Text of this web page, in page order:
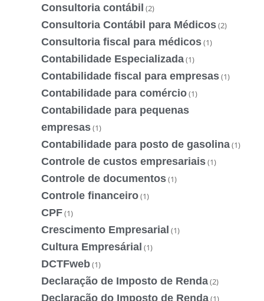
Consultoria contábil (2)
Consultoria Contábil para Médicos(2)
Consultoria fiscal para médicos(1)
Contabilidade Especializada(1)
Contabilidade fiscal para empresas(1)
Contabilidade para comércio(1)
Contabilidade para pequenas
empresas(1)
Contabilidade para posto de gasolina(1)
Controle de custos empresariais(1)
Controle de documentos(1)
Controle financeiro(1)
CPF(1)
Crescimento Empresarial (1)
Cultura Empresárial (1)
DCTFweb(1)
Declaração de Imposto de Renda(2)
Declaração do Imposto de Renda(1)